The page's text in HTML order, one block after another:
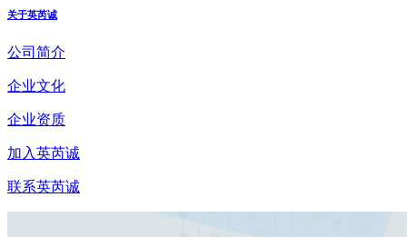
关于英芮诚
公司简介
企业文化
企业资质
加入英芮诚
联系英芮诚